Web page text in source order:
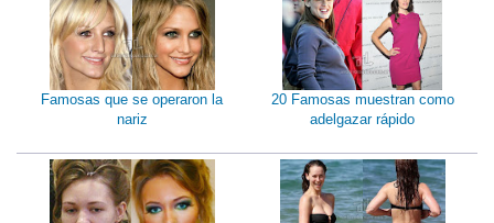
Famosas que se operaron la
nariz
20 Famosas muestran como
adelgazar rápido